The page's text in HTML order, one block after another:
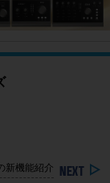
新機能紹介